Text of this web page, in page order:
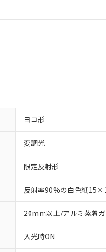
ヨコ形
変調光
限定反射形
反射率90%の白色紙
20mm以上/アルミ蒸着ガ
入光時ON